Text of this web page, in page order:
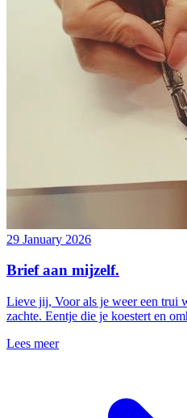
29 January 2026
Brief aan mijzelf.
Lieve jij, Voor als je weer een trui
zachte. Eentje die je koestert en
Lees meer